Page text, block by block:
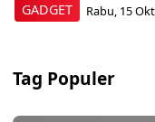
GADGET Rabu, 15
Tag Populer